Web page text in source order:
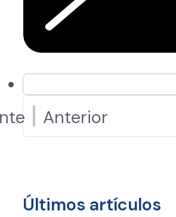
Anterior
Últimos artículos